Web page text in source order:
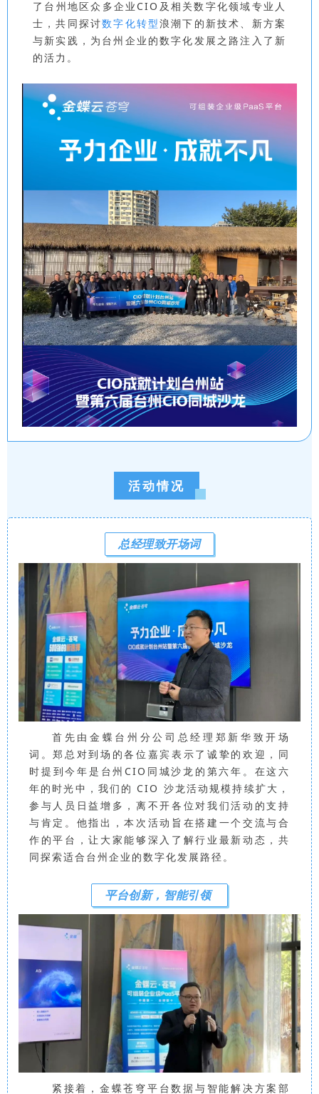
了台州地区众多企业CIO及相关数字化领域专业人
士，共同探讨数字化转型浪潮下的新技术、新方案
与新实践，为台州企业的数字化发展之路注入了新
的活力。
活动情况
总经理致开场词
首先由金蝶台州分公司总经理郑新华致开场
词。郑总对到场的各位嘉宾表示了诚挚的欢迎 ，同
时提到今年是台州CIO同城沙龙的第六年。在这六
年的时光中，我们的 CIO 沙龙活动规模持续扩大，
参与人员日益增多，离不开各位对我们活动的支持
与肯定 。他指出，本次活动旨在搭建一个交流与合
作的平台，让大家能够深入了解行业最新动态，共
同探索适合台州企业的数字化发展路径。
平台创新，智能引领
紧接着， 金蝶苍穹平台数据与智能解决方案部